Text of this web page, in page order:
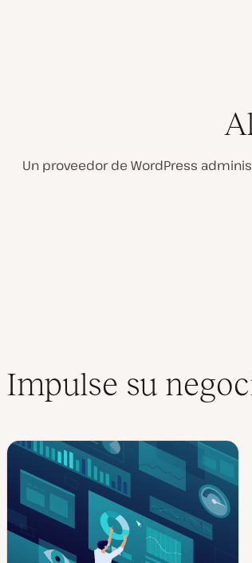
Un proveedor de WordPress
Impulse su